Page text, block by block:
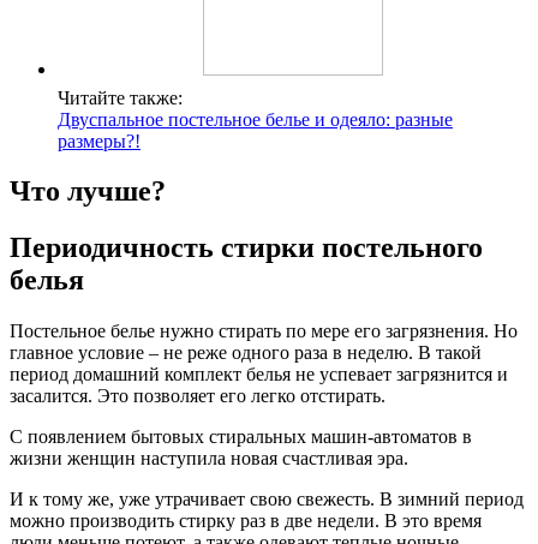
Читайте также:
Двуспальное постельное белье и одеяло: разные
размеры?!
Что лучше?
Периодичность стирки постельного
белья
Постельное белье нужно стирать по мере его загрязнения. Но
главное условие – не реже одного раза в неделю. В такой
период домашний комплект белья не успевает загрязнится и
засалится. Это позволяет его легко отстирать.
С появлением бытовых стиральных машин-автоматов в
жизни женщин наступила новая счастливая эра.
И к тому же, уже утрачивает свою свежесть. В зимний период
можно производить стирку раз в две недели. В это время